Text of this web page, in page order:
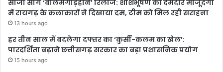
सीजी सांग ‘बालमगोड़हीन’ रिलीज: शशिभूषण की दमदार मौजूदगी
में रायगढ़ के कलाकारों ने दिखाया दम, टीम को मिल रही सराहना
13 hours ago
हर तीन साल में बदलेगा दफ्तर का ‘कुर्सी-कलम का खेल’:
पारदर्शिता बढ़ाने छत्तीसगढ़ सरकार का बड़ा प्रशासनिक प्रयोग
15 hours ago